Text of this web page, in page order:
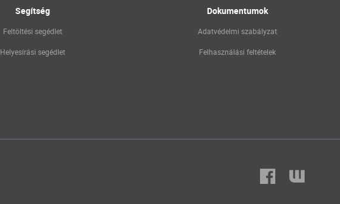
Segítség
Feltöltési segédlet
Helyesírási segédlet
Dokumentumok
Adatvédelmi szabályzat
Felhasználási feltételek